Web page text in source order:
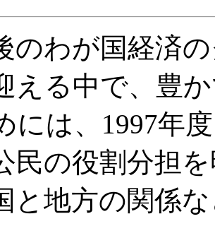
わが国経済の
える中で、豊
には、1997年
民の役割分担
と地方の関係